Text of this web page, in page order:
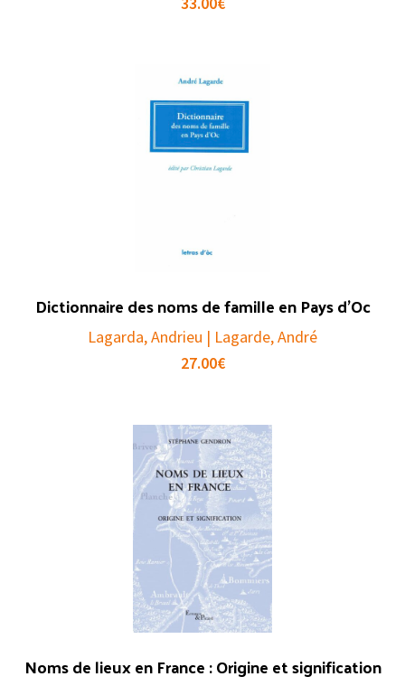
Dictionnaire des noms de famille en Pays d’Oc
Lagarda, Andrieu | Lagarde, André
27.00€
Noms de lieux en France : Origine et signification